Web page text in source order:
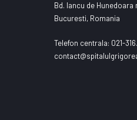
Bd. Iancu de Hunedoara
Bucuresti, Romania
Telefon centrala: 021-